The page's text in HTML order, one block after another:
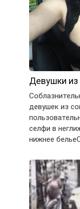
Девушки из
девушек из
селфи в
нижнее